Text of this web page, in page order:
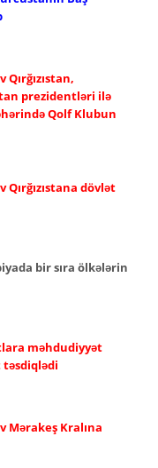
prezidentləri ilə
Qolf Klubun
dövlət
bir sıra ölkələrin
məhdudiyyət
təsdiqlədi
Mərakeş Kralına